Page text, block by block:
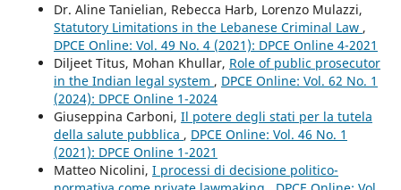
Dr. Aline Tanielian, Rebecca Harb, Lorenzo Mulazzi,
Statutory Limitations in the Lebanese Criminal Law ,
DPCE Online: Vol. 49 No. 4 (2021): DPCE Online 4-2021
Diljeet Titus, Mohan Khullar, Role of public prosecutor
in the Indian legal system , DPCE Online: Vol. 62 No. 1
(2024): DPCE Online 1-2024
Giuseppina Carboni, Il potere degli stati per la tutela
della salute pubblica , DPCE Online: Vol. 46 No. 1
(2021): DPCE Online 1-2021
Matteo Nicolini, I processi di decisione politico-